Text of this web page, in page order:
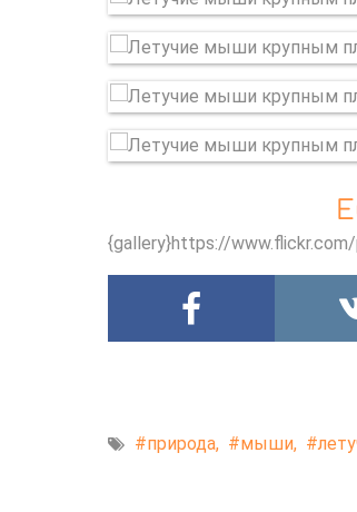
{gallery}https://
природа, мыши,